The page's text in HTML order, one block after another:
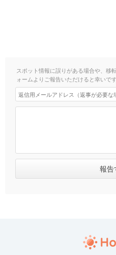
スポット情報に誤りがある場合や、移
ォームよりご報告いただけると幸いです